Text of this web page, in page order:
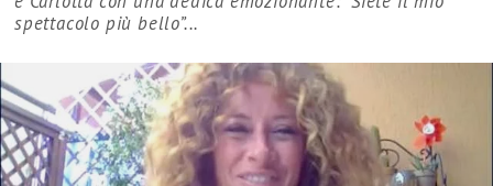
spettacolo più bello”...